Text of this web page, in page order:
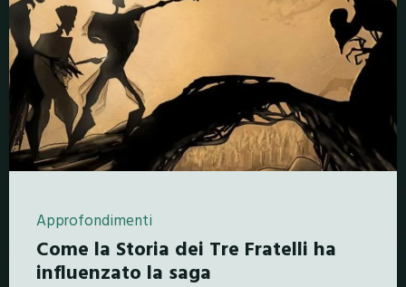
Approfondimenti
Come la Storia dei Tre Fratelli ha
influenzato la saga